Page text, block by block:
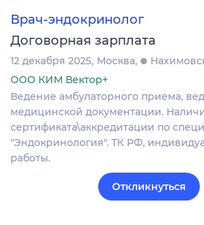
Врач-эндокринолог
Договорная зарплата
12 декабря 2025 Москва
ООО КИМ Вектор+
Ведение амбулаторного приема,
медицинской документации.
сертификата\аккредитации по
"Эндокринология". ТК РФ,
работы.
Откликнуться